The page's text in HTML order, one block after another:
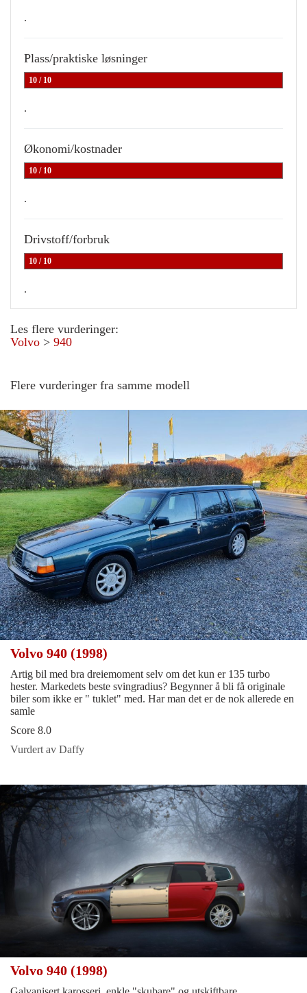
.
Plass/praktiske løsninger
10 / 10
.
Økonomi/kostnader
10 / 10
.
Drivstoff/forbruk
10 / 10
.
Les flere vurderinger:
Volvo > 940
Flere vurderinger fra samme modell
Volvo 940 (1998)
Artig bil med bra dreiemoment selv om det kun er 135 turbo
hester. Markedets beste svingradius? Begynner å bli få originale
biler som ikke er " tuklet" med. Har man det er de nok allerede en
samle
Score 8.0
Vurdert av Daffy
Volvo 940 (1998)